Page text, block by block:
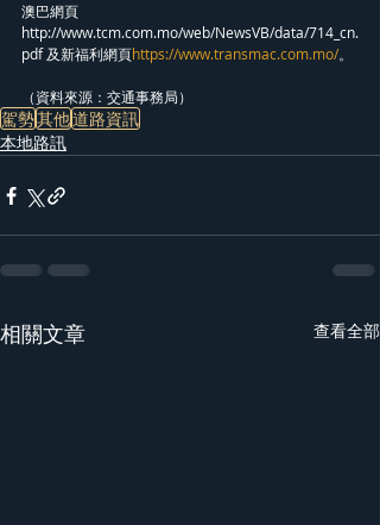
澳巴網頁
http://www.tcm.com.mo/web/NewsVB/data/714_cn.
pdf 及新福利網頁https://www.transmac.com.mo/。
（資料來源：交通事務局）
駕勢其他道路資訊
本地路訊
相關文章 查看全部